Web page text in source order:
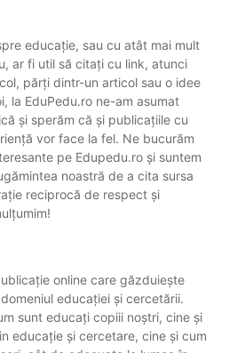
educație, sau cu atât mai mult
ar fi util să citați cu link, atunci
părți dintr-un articol sau o idee
la EduPedu.ro ne-am asumat
și sperăm că și publicațiile cu
vor face la fel. Ne bucurăm
pe Edupedu.ro și suntem
noastră de a cita sursa
reciprocă de respect și
online care găzduiește
educației și cercetării.
sunt educați copiii noștri, cine și
educație și cercetare, cine și cum